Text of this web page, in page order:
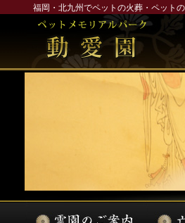
福岡・北九州でペットの火葬・ペット